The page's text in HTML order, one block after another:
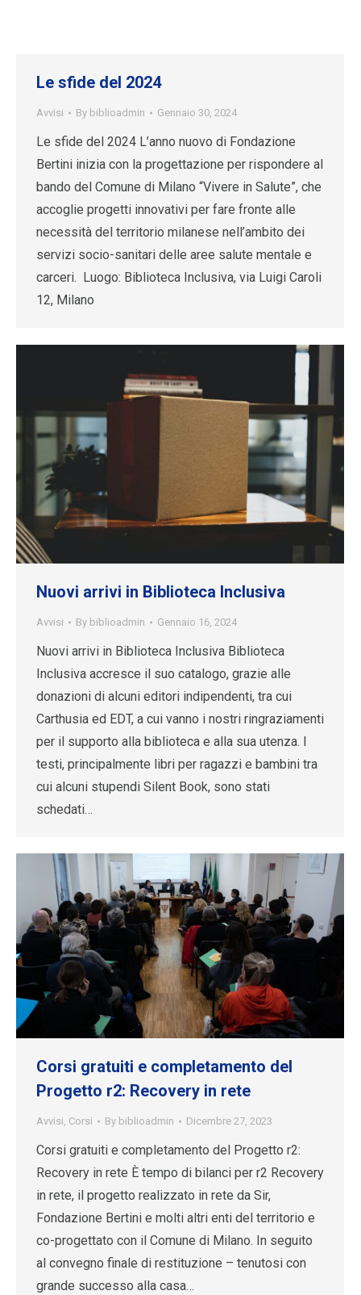
Le sfide del 2024
Avvisi By biblioadmin Gennaio 30, 2024
Le sfide del 2024 L’anno nuovo di Fondazione
Bertini inizia con la progettazione per rispondere al
bando del Comune di Milano “Vivere in Salute”, che
accoglie progetti innovativi per fare fronte alle
necessità del territorio milanese nell’ambito dei
servizi socio-sanitari delle aree salute mentale e
carceri. Luogo: Biblioteca Inclusiva, via Luigi Caroli
12, Milano
Nuovi arrivi in Biblioteca Inclusiva
Avvisi By biblioadmin Gennaio 16, 2024
Nuovi arrivi in Biblioteca Inclusiva Biblioteca
Inclusiva accresce il suo catalogo, grazie alle
donazioni di alcuni editori indipendenti, tra cui
Carthusia ed EDT, a cui vanno i nostri ringraziamenti
per il supporto alla biblioteca e alla sua utenza. I
testi, principalmente libri per ragazzi e bambini tra
cui alcuni stupendi Silent Book, sono stati
schedati…
Corsi gratuiti e completamento del
Progetto r2: Recovery in rete
Avvisi, Corsi By biblioadmin Dicembre 27, 2023
Corsi gratuiti e completamento del Progetto r2:
Recovery in rete È tempo di bilanci per r2 Recovery
in rete, il progetto realizzato in rete da Sir,
Fondazione Bertini e molti altri enti del territorio e
co-progettato con il Comune di Milano. In seguito
al convegno finale di restituzione – tenutosi con
grande successo alla casa…